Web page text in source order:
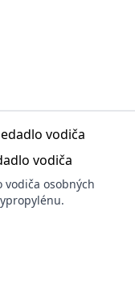
vodiča
osobných